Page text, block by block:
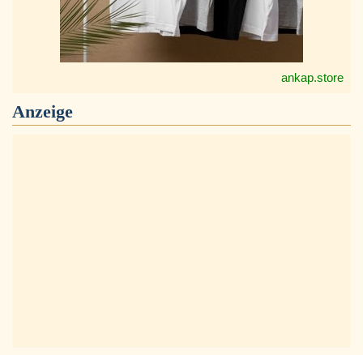
ankap.store
Anzeige